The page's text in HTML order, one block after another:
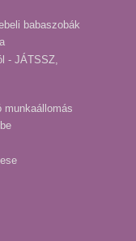
babaszobák
- JÁTSSZ,
munkaállomás